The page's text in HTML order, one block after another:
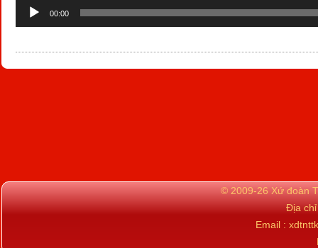
Audio
00:00
© 2009-26 Xứ đoàn
Địa
Email :